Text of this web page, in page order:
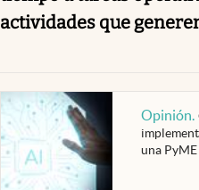
actividades que
Opinión.
una PyME